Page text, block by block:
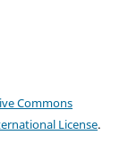
Commons
License.